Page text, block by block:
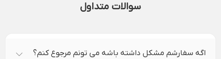
سوالات متداول
اگه سفارشم مشکل داشته باشه می تونم مرجوع کنم؟